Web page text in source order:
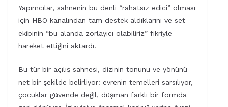
Yapımcılar, sahnenin bu denli “rahatsız edici” olması
için HBO kanalından tam destek aldıklarını ve set
ekibinin “bu alanda zorlayıcı olabiliriz” fikriyle
hareket ettiğini aktardı.
Bu tür bir açılış sahnesi, dizinin tonunu ve yönünü
net bir şekilde belirliyor: evrenin temelleri sarsılıyor,
çocuklar güvende değil, düşman farklı bir formda